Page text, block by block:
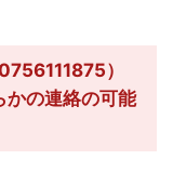
）
かの連絡の可能